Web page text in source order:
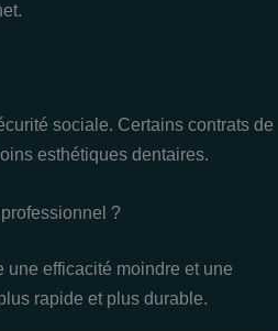
sociale. Certains contrats de
esthétiques dentaires.
?
efficacité moindre et une
rapide et plus durable.